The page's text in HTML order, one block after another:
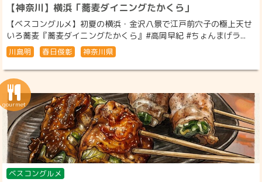
【神奈川】横浜「蕎麦ダイニングたかくら」
【ベスコングルメ】初夏の横浜・金沢八景で江戸前穴子の極上天せ
いろ蕎麦『蕎麦ダイニングたかくら』#高岡早紀 #ちょんまげラ...
川島明 春日俊彰 神奈川県
ベスコングルメ